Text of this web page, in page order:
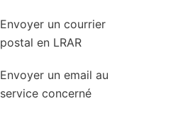
Envoyer un courrier
postal en LRAR
Envoyer un email au
service concerné